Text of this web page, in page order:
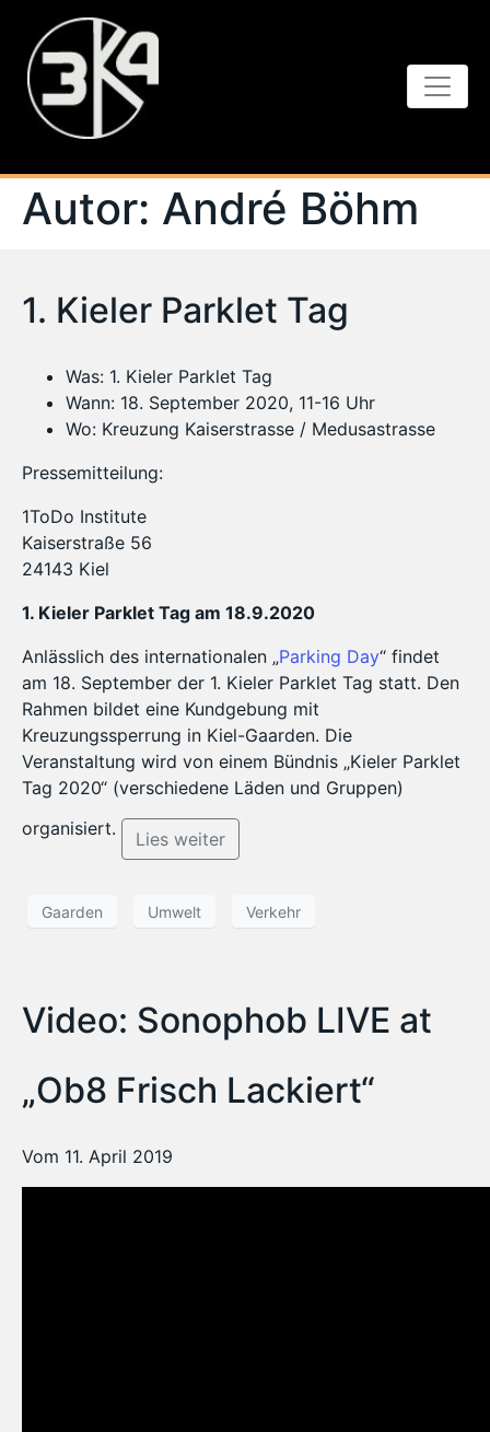
Autor: André Böhm
1. Kieler Parklet Tag
Was: 1. Kieler Parklet Tag
Wann: 18. September 2020, 11-16 Uhr
Wo: Kreuzung Kaiserstrasse / Medusastrasse
Pressemitteilung:
1ToDo Institute
Kaiserstraße 56
24143 Kiel
1. Kieler Parklet Tag am 18.9.2020
Anlässlich des internationalen „Parking Day“ findet
am 18. September der 1. Kieler Parklet Tag statt. Den
Rahmen bildet eine Kundgebung mit
Kreuzungssperrung in Kiel-Gaarden. Die
Veranstaltung wird von einem Bündnis „Kieler Parklet
Tag 2020“ (verschiedene Läden und Gruppen)
organisiert.
Lies weiter
Gaarden Umwelt Verkehr
Video: Sonophob LIVE at
„Ob8 Frisch Lackiert“
Vom 11. April 2019